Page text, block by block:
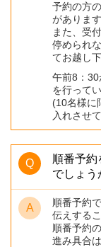
咽
喉
予約の方
があります
また、受
停められ
てお越し下
午前8：
を行ってい
(10名様に
入れさせ
順番予約
でしょう
順番予約
伝えする
順番予約
進み具合